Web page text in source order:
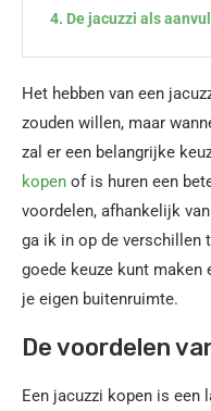
De jacuzzi als
Het hebben van een
zouden willen, maar
zal er een belangrijke
kopen of is huren een
voordelen, afhankelijk
ga ik in op de verschillen
goede keuze kunt maken
je eigen buitenruimte.
De voordelen
Een jacuzzi kopen is een